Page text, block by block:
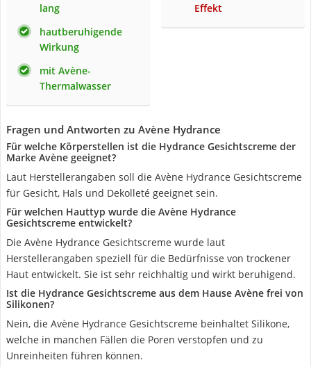
lang
hautberuhigende
Wirkung
mit Avène-
Thermalwasser
Effekt
Fragen und Antworten zu Avène Hydrance
Für welche Körperstellen ist die Hydrance Gesichtscreme der
Marke Avène geeignet?
Laut Herstellerangaben soll die Avène Hydrance Gesichtscreme
für Gesicht, Hals und Dekolleté geeignet sein.
Für welchen Hauttyp wurde die Avène Hydrance
Gesichtscreme entwickelt?
Die Avène Hydrance Gesichtscreme wurde laut
Herstellerangaben speziell für die Bedürfnisse von trockener
Haut entwickelt. Sie ist sehr reichhaltig und wirkt beruhigend.
Ist die Hydrance Gesichtscreme aus dem Hause Avène frei von
Silikonen?
Nein, die Avène Hydrance Gesichtscreme beinhaltet Silikone,
welche in manchen Fällen die Poren verstopfen und zu
Unreinheiten führen können.